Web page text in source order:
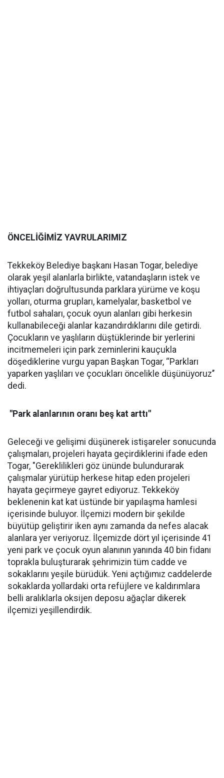
ÖNCELİĞİMİZ YAVRULARIMIZ
Tekkeköy Belediye başkanı Hasan Togar, belediye
olarak yeşil alanlarla birlikte, vatandaşların istek ve
ihtiyaçları doğrultusunda parklara yürüme ve koşu
yolları, oturma grupları, kamelyalar, basketbol ve
futbol sahaları, çocuk oyun alanları gibi herkesin
kullanabileceği alanlar kazandırdıklarını dile getirdi.
Çocukların ve yaşlıların düştüklerinde bir yerlerini
incitmemeleri için park zeminlerini kauçukla
döşediklerine vurgu yapan Başkan Togar, ‘‘Parkları
yaparken yaşlıları ve çocukları öncelikle düşünüyoruz’’
dedi.
"Park alanlarının oranı beş kat arttı"
Geleceği ve gelişimi düşünerek istişareler sonucunda
çalışmaları, projeleri hayata geçirdiklerini ifade eden
Togar, "Gereklilikleri göz ününde bulundurarak
çalışmalar yürütüp herkese hitap eden projeleri
hayata geçirmeye gayret ediyoruz. Tekkeköy
beklenenin kat kat üstünde bir yapılaşma hamlesi
içerisinde buluyor. İlçemizi modern bir şekilde
büyütüp geliştirir iken aynı zamanda da nefes alacak
alanlara yer veriyoruz. İlçemizde dört yıl içerisinde 41
yeni park ve çocuk oyun alanının yanında 40 bin fidanı
toprakla buluşturarak şehrimizin tüm cadde ve
sokaklarını yeşile bürüdük. Yeni açtığımız caddelerde
sokaklarda yollardaki orta refüjlere ve kaldırımlara
belli aralıklarla oksijen deposu ağaçlar dikerek
ilçemizi yeşillendirdik.